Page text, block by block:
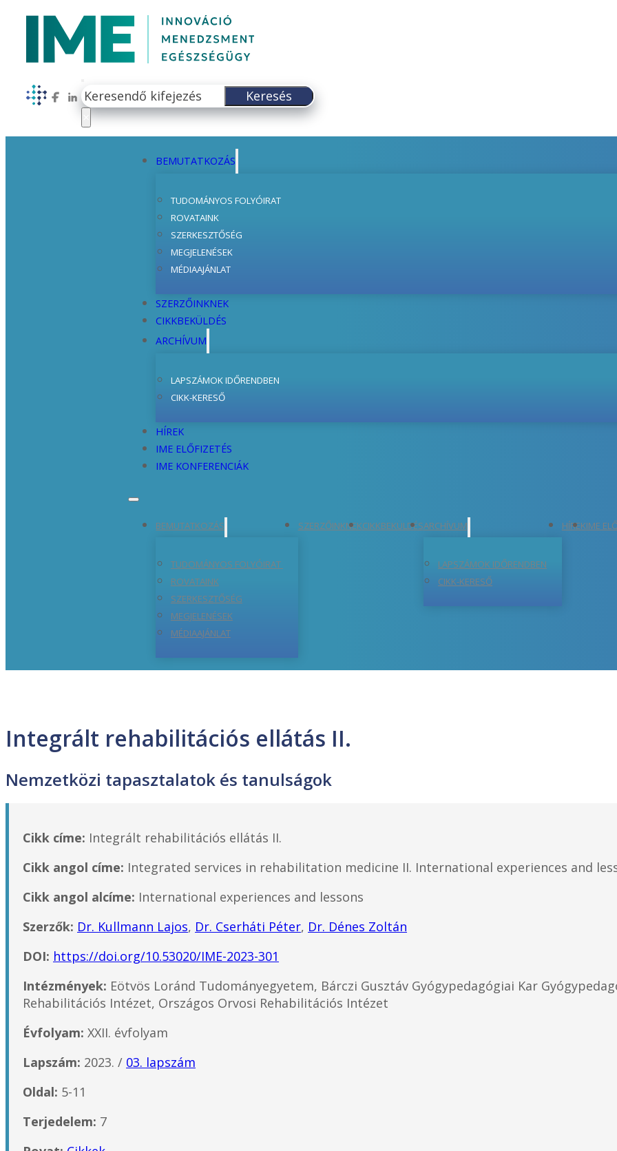
Follow us on Facebook
Follow us on LinkedIn
Keresés
Keresés
BEMUTATKOZÁS
TUDOMÁNYOS FOLYÓIRAT
ROVATAINK
SZERKESZTŐSÉG
MEGJELENÉSEK
MÉDIAAJÁNLAT
SZERZŐINKNEK
CIKKBEKÜLDÉS
ARCHÍVUM
LAPSZÁMOK IDŐRENDBEN
CIKK-KERESŐ
HÍREK
IME ELŐFIZETÉS
IME KONFERENCIÁK
BEMUTATKOZÁS
TUDOMÁNYOS FOLYÓIRAT
ROVATAINK
SZERKESZTŐSÉG
MEGJELENÉSEK
MÉDIAAJÁNLAT
SZERZŐINKNEKCIKKBEKÜLDÉSARCHÍVUM
LAPSZÁMOK IDŐRENDBEN
CIKK-KERESŐ
HÍREKIME
Integrált rehabilitációs ellátás II.
Nemzetközi tapasztalatok és tanulságok
Cikk címe: Integrált rehabilitációs ellátás II.
Cikk angol címe: Integrated services in rehabilitation medicine II. International experiences and
Cikk angol alcíme: International experiences and lessons
Szerzők: Dr. Kullmann Lajos, Dr. Cserháti Péter, Dr. Dénes Zoltán
DOI: https://doi.org/10.53020/IME-2023-301
Intézmények: Eötvös Loránd Tudományegyetem, Bárczi Gusztáv Gyógypedagógiai Kar
Rehabilitációs Intézet, Országos Orvosi Rehabilitációs Intézet
Évfolyam: XXII. évfolyam
Lapszám: 2023. / 03. lapszám
Oldal: 5-11
Terjedelem: 7